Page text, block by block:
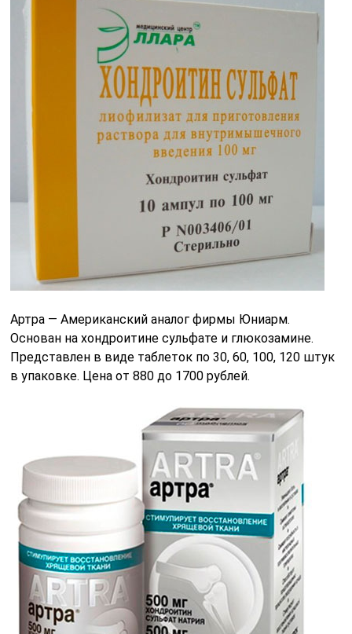
Артра — Американский аналог фирмы Юниарм.
Основан на хондроитине сульфате и глюкозамине.
Представлен в виде таблеток по 30, 60, 100, 120 штук
в упаковке. Цена от 880 до 1700 рублей.